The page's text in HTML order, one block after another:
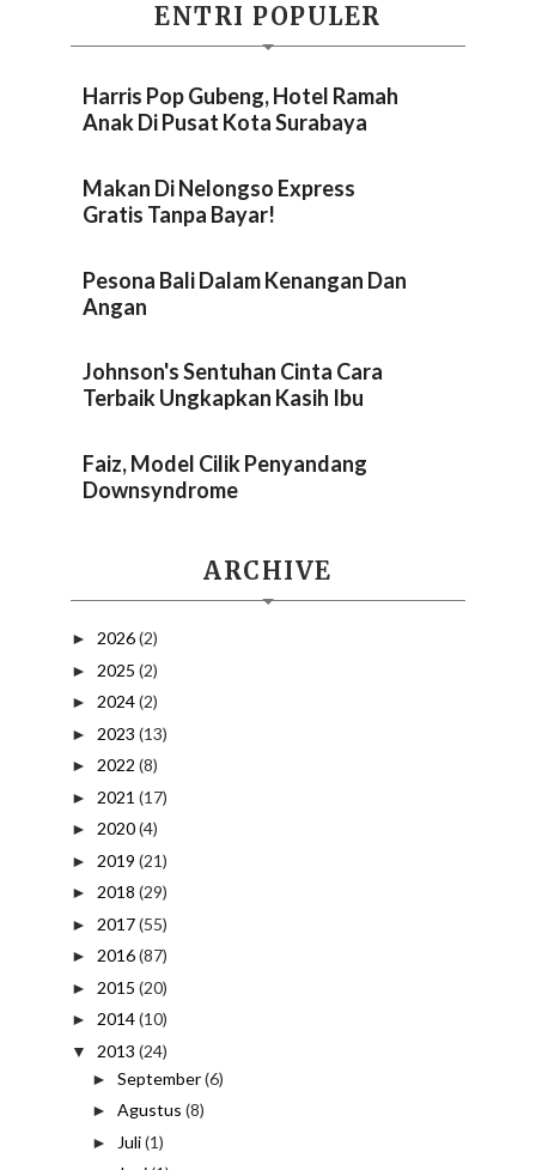
ENTRI POPULER
Harris Pop Gubeng, Hotel Ramah
Anak Di Pusat Kota Surabaya
Makan Di Nelongso Express
Gratis Tanpa Bayar!
Pesona Bali Dalam Kenangan Dan
Angan
Johnson's Sentuhan Cinta Cara
Terbaik Ungkapkan Kasih Ibu
Faiz, Model Cilik Penyandang
Downsyndrome
ARCHIVE
► 2026(2)
► 2025 (2)
► 2024(2)
► 2023 (13)
► 2022 (8)
► 2021 (17)
► 2020(4)
► 2019 (21)
► 2018 (29)
► 2017(55)
► 2016(87)
► 2015 (20)
► 2014(10)
▼ 2013 (24)
► September(6)
► Agustus (8)
► Juli(1)